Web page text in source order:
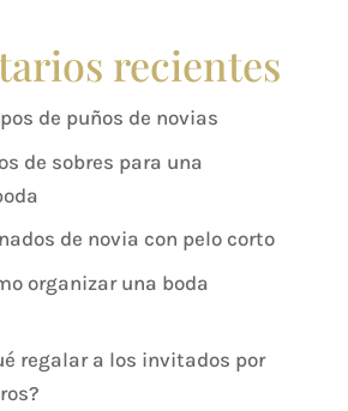
recientes
de puños de novias
de sobres para una
de novia con pelo corto
organizar una boda
regalar a los invitados por